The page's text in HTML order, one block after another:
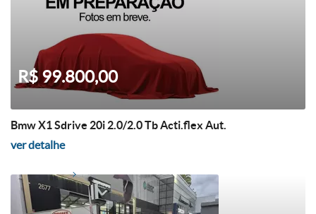
R$ 99.800,00
Bmw X1 Sdrive 20i 2.0/2.0 Tb Acti.flex Aut.
ver detalhe